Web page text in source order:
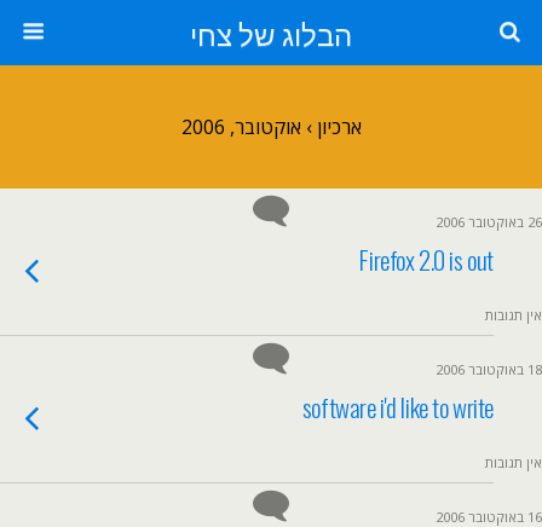
הבלוג של צחי
ארכיון › אוקטובר, 2006
26 באוקטובר 2006
Firefox 2.0 is out
אין תגובות
18 באוקטובר 2006
software i'd like to write
אין תגובות
16 באוקטובר 2006